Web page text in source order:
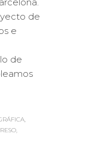
de
e
de